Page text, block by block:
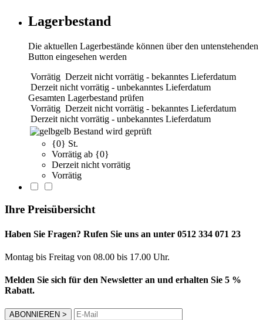
Lagerbestand
Die aktuellen Lagerbestände können über den untenstehenden
Button eingesehen werden
Vorrätig Derzeit nicht vorrätig - bekanntes Lieferdatum
Derzeit nicht vorrätig - unbekanntes Lieferdatum
Gesamten Lagerbestand prüfen
Vorrätig Derzeit nicht vorrätig - bekanntes Lieferdatum
Derzeit nicht vorrätig - unbekanntes Lieferdatum
gelb Bestand wird geprüft
{0} St.
Vorrätig ab {0}
Derzeit nicht vorrätig
Vorrätig
Ihre Preisübersicht
Haben Sie Fragen? Rufen Sie uns an unter 0512 334 071 23
Montag bis Freitag von 08.00 bis 17.00 Uhr.
Melden Sie sich für den Newsletter an und erhalten Sie 5 %
Rabatt.
ABONNIEREN >